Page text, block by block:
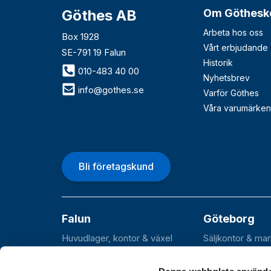
Göthes AB
Box 1928
SE-791 19 Falun
010-483 40 00
info@gothes.se
Om
Arbeta hos oss
Vårt erbjudande
Historik
Nyhetsbrev
Varför Göthes
Våra varumärken
Bli företagskund
Falun
Huvudlager, kontor & växel
Göteborg
Säljkontor &